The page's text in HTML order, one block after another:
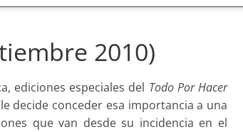
2010)
ediciones especiales del Todo Por Hacer
decide conceder esa importancia a una
que van desde su incidencia en el